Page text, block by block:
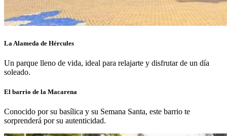
La Alameda de Hércules
Un parque lleno de vida, ideal para relajarte y disfrutar de un día
soleado.
El barrio de la Macarena
Conocido por su basílica y su Semana Santa, este barrio te
sorprenderá por su autenticidad.